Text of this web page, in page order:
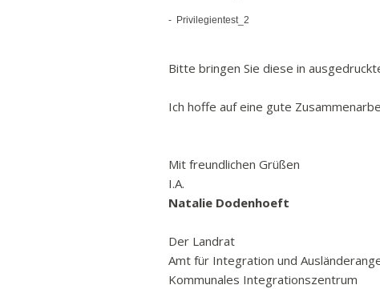
- Privilegientest_2
Bitte bringen Sie diese in
Ich hoffe auf eine gute
Mit freundlichen Grüßen
I.A.
Natalie Dodenhoeft
Der Landrat
Amt für Integration und
Kommunales Integrationszentrum